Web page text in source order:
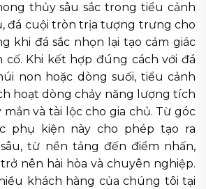
thủy sâu sắc trong tiểu cảnh
đá cuội tròn trịa tượng trưng cho
khi đá sắc nhọn lại tạo cảm giác
cố. Khi kết hợp đúng cách với đá
non hoặc dòng suối, tiểu cảnh
hoạt dòng chảy năng lượng tích
và tài lộc cho gia chủ. Từ góc
phụ kiện này cho phép tạo ra
từ nền tảng đến điểm nhấn,
nên hài hòa và chuyên nghiệp.
khách hàng của chúng tôi tại